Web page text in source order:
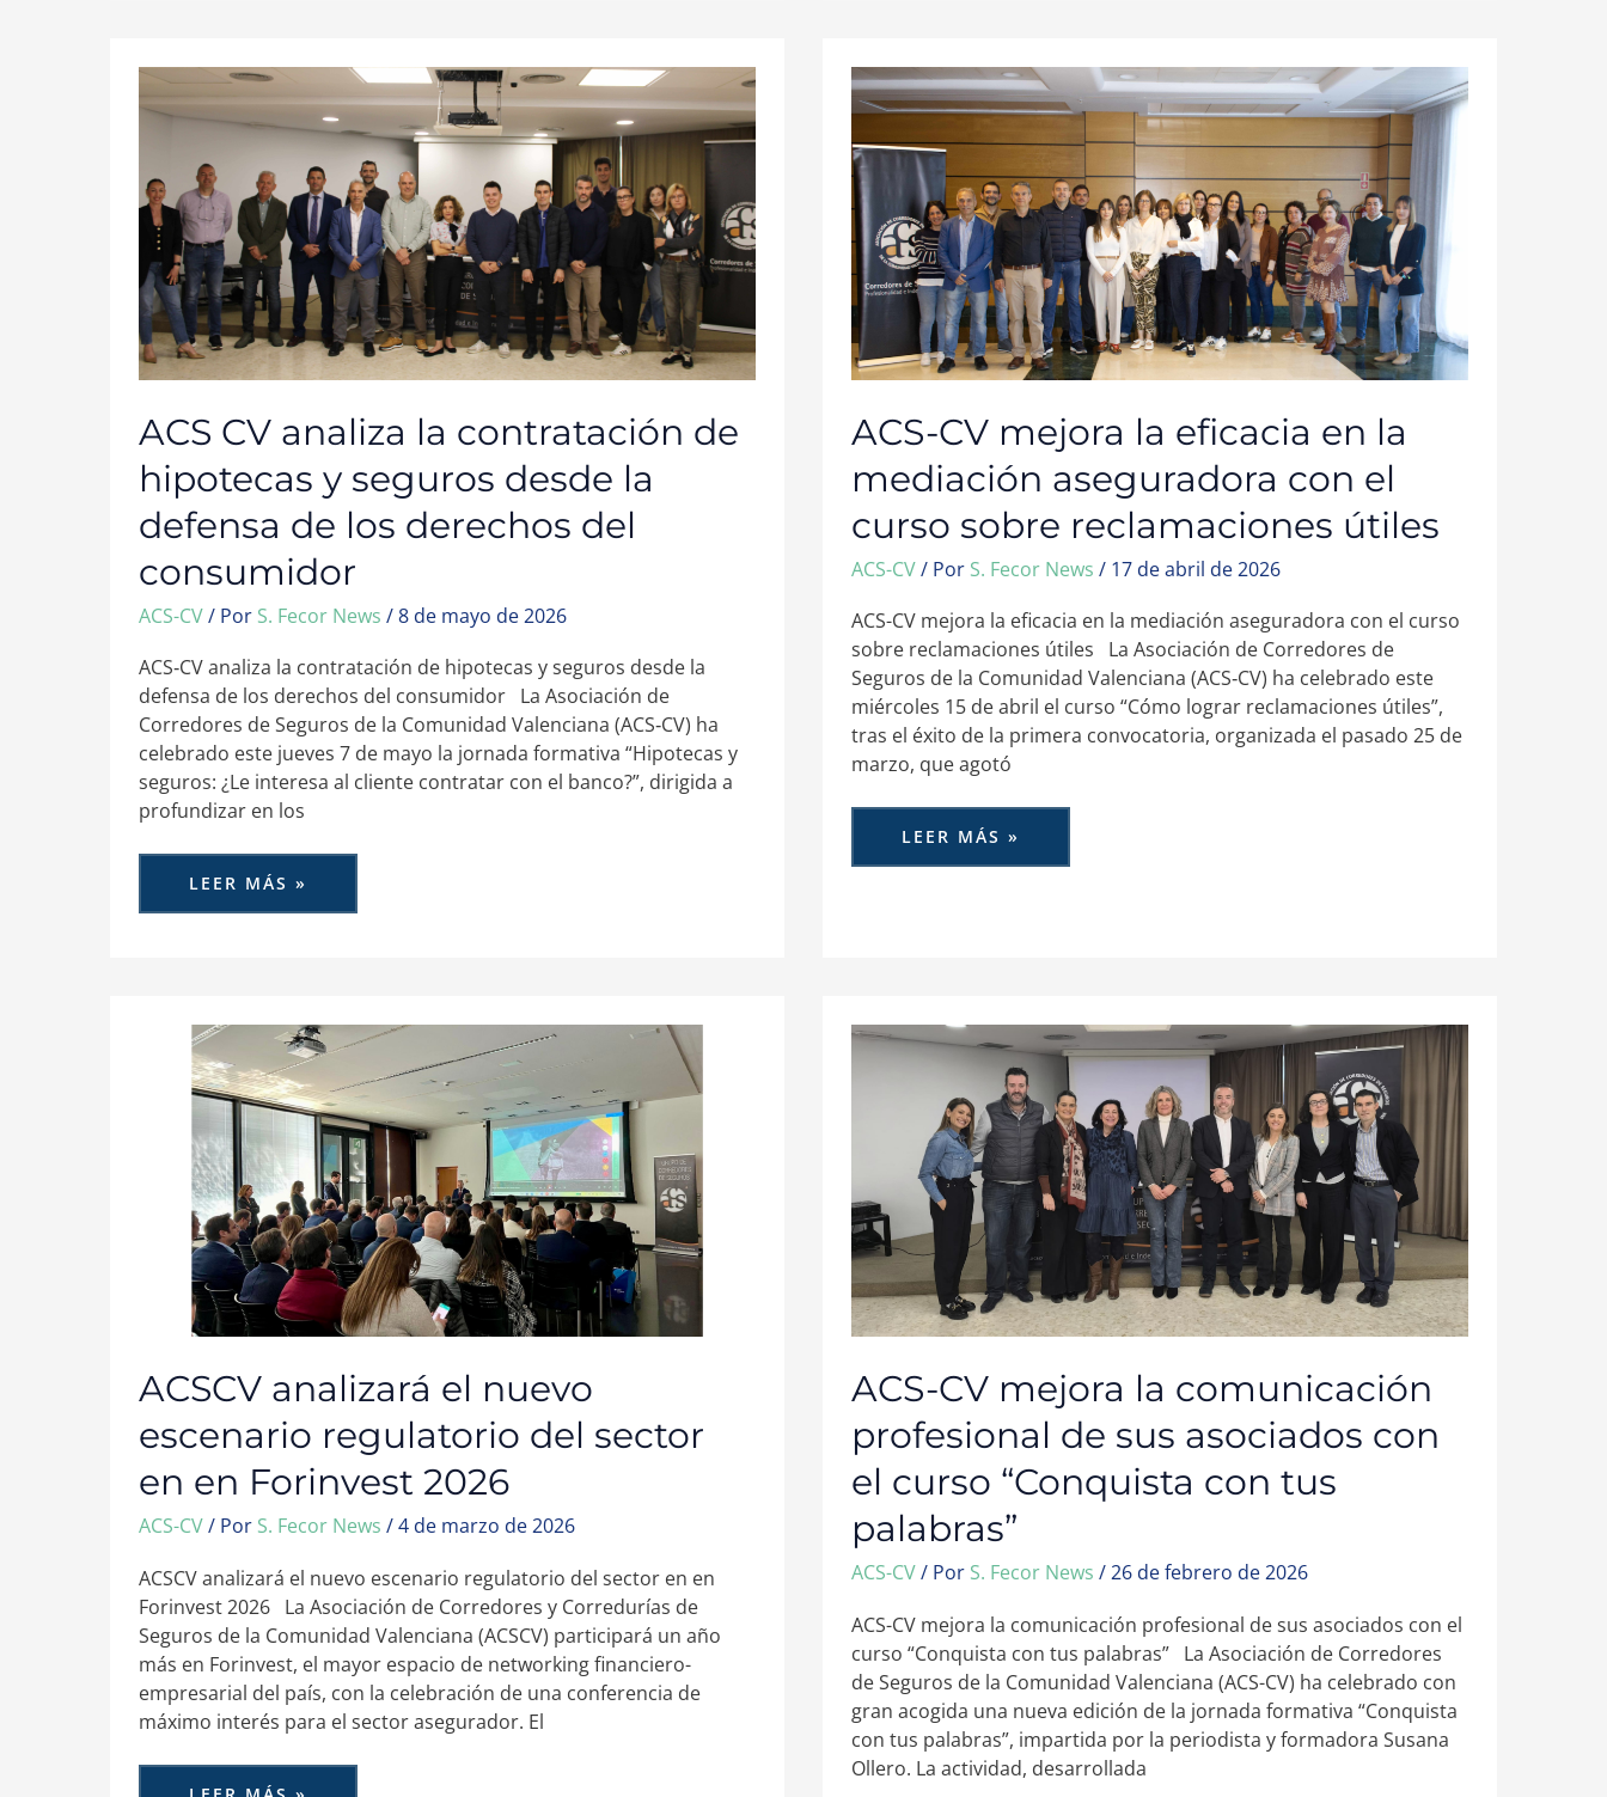
ACS CV analiza la contratación de
hipotecas y seguros desde la
defensa de los derechos del
consumidor
ACS-CV/ Por S. Fecor News /8 de mayo de 2026
ACS‑CV analiza la contratación de hipotecas y seguros desde la
defensa de los derechos del consumidor La Asociación de
Corredores de Seguros de la Comunidad Valenciana (ACS‑CV) ha
celebrado este jueves 7 de mayo la jornada formativa “Hipotecas y
seguros: ¿Le interesa al cliente contratar con el banco?”, dirigida a
profundizar en los
ACS
ANALIZA
LA
CONTRATACIÓN
DE
HIPOTECAS
Y
SEGUROS
DESDE
LA
DEFENSA
DE
LOS
DERECHOS
DEL
CONSUMIDOR
LEER MÁS »
ACS-CV mejora la eficacia en la
mediación aseguradora con el
curso sobre reclamaciones útiles
ACS-CV/ Por S. Fecor News / 17 de abril de 2026
ACS-CV mejora la eficacia en la mediación aseguradora con el curso
sobre reclamaciones útiles La Asociación de Corredores de
Seguros de la Comunidad Valenciana (ACS‑CV) ha celebrado este
miércoles 15 de abril el curso “Cómo lograr reclamaciones útiles”,
tras el éxito de la primera convocatoria, organizada el pasado 25 de
marzo, que agotó
ACS-
CV
MEJORA
EFICACIA
EN
LA
MEDIACIÓN
ASEGURADORA
CON
EL
CURSO
SOBRE
RECLAMACIONES
ÚTILES
LEER MÁS »
ACSCV analizará el nuevo
escenario regulatorio del sector
en en Forinvest 2026
ACS-CV/ Por S. Fecor News /4 de marzo de 2026
ACSCV analizará el nuevo escenario regulatorio del sector en en
Forinvest 2026 La Asociación de Corredores y Corredurías de
Seguros de la Comunidad Valenciana (ACSCV) participará un año
más en Forinvest, el mayor espacio de networking financiero-
empresarial del país, con la celebración de una conferencia de
máximo interés para el sector asegurador. El
ACSCV
ANALIZARÁ
EL
NUEVO
ESCENARIO
REGULATORIO
DEL
SECTOR
EN
EN
FORINVEST
2026
ACS-CV mejora la comunicación
profesional de sus asociados con
el curso “Conquista con tus
palabras”
ACS-CV/ Por S. Fecor News /26 de febrero de 2026
ACS-CV mejora la comunicación profesional de sus asociados con el
curso “Conquista con tus palabras” La Asociación de Corredores
de Seguros de la Comunidad Valenciana (ACS-CV) ha celebrado con
gran acogida una nueva edición de la jornada formativa “Conquista
con tus palabras”, impartida por la periodista y formadora Susana
Ollero. La actividad, desarrollada
ACS-
CV
MEJORA
COMUNICACIÓN
PROFESIONAL
SUS
ASOCIADOS
CON
CURSO
“CONQUISTA
CON
TUS
PALABRAS”